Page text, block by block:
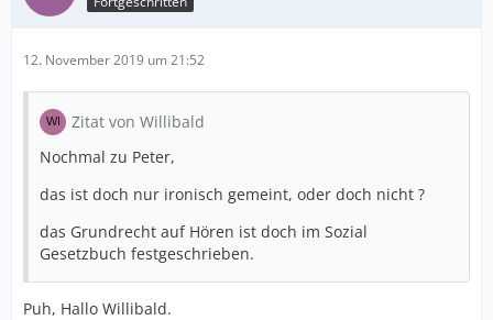
12. November 2019 um 21:52
Zitat von Willibald
Nochmal zu Peter,
das ist doch nur ironisch gemeint, oder doch nicht ?
das Grundrecht auf Hören ist doch im Sozial
Gesetzbuch festgeschrieben.
Puh, Hallo Willibald.